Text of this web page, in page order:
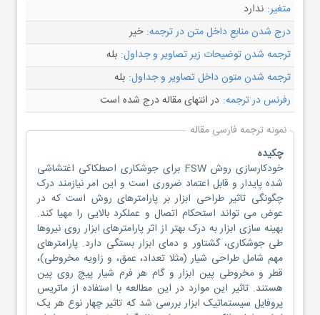
متغیر: ندارد
درج شدن منابع داخل متن در ترجمه: خیر
ترجمه شدن توضیحات زیر تصاویر و جداول: بله
ترجمه شدن متون داخل تصاویر و جداول: بله
رفرنس در ترجمه: در انتهای مقاله درج شده است
نمونه ترجمه فارسی مقاله
چکیده
خودکارسازی روش FSW برای جوشکاری اصطکاکی اغتشاشی
شده پایدار و قابل اعتماد ضروری است و این امر نیازمند درک
چگونگی تاثیر طراحی ابزار بر پارامترهای روش است که در
عوض می تواند استحکام اتصال و عملکرد بالایی را مهیا کند.
بهینه سازی ابزار به درک بهتر از اثر پارامترهای ابزار روی نیروها
طی جوشکاری، گشتاور و دمای ابزار بستگی دارد. پارامترهای
مهم شامل طراحی شیار (مثلا تعداد، عمق، و زاویه مخروطی)،
قطر و مخروطی پین ابزار و گام هر فرم شیار پیچ روی پین
هستند. تاثیر این موارد در این مطالعه با استفاده از ماتریس
پروفایل سیستماتیک ابزار بررسی شد که تاثیر چهار نوع هر یک